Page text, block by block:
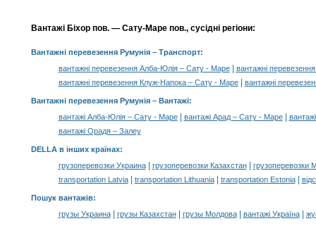
Вантажі Біхор пов. — Сату-Маре пов., сусідні регіони:
Вантажні перевезення Румунія– Транспорт:
вантажні перевезення Алба-Юлія – Сату - Маре|
вантажні
вантажні перевезення Клуж-Напока – Сату - Маре| вантажні
Вантажні перевезення Румунія – Вантажі:
вантажі Алба-Юлія – Сату - Маре| вантажі Арад – Сату - Маре|
вантажі Орадя – Залеу
DELLA в інших країнах:
грузоперевозки Украина| грузоперевозки Казахстан|
грузоперевозки
transportation Latvia| transportation Lithuania| transportation Estonia|
Пошук вантажів:
грузы Украина| грузы Казахстан| грузы Молдова| вантажі Україна|